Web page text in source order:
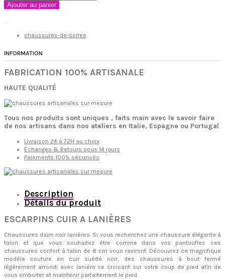
Ajouter au panier
chaussures-de-soiree
INFORMATION
FABRICATION 100% ARTISANALE
HAUTE QUALITÉ
Tous nos produits sont uniques , faits main avec le savoir faire
de nos artisans dans nos ateliers en Italie, Espagne ou Portugal
Livraison 24 à 72H au choix
Échanges & Retours sous 14 jours
Paiements 100% sécurisés
Description
Détails du produit
ESCARPINS CUIR A LANIÈRES
Chaussures daim noir lanières. Si vous recherchez une chaussure élégante à
talon et que vous souhaitez être comme dans vos pantoufles ces
chaussures confort à talon de 8 cm vous raviront. Découvrez ce magnifique
modèle couture en cuir suédé noir, des chaussures à bout fermé
légèrement arrondi avec lanière se croisant sur votre coup de pied afin de
vous emboiter et maintenir parfaitement le pied.